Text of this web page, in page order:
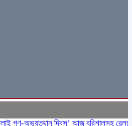
গণ-অভ্যুত্থান দিবস’ আজ বরিশালসহ রেলসেবা